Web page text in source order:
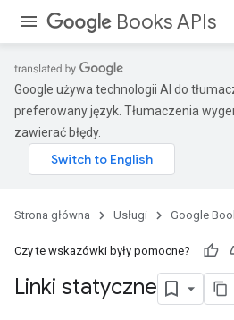
Books APIs
Google używa technologii AI do
preferowany język. Tłumaczenia
zawierać błędy.
Strona główna Usługi Google
Czy te wskazówki były pomocne?
Linki statyczne